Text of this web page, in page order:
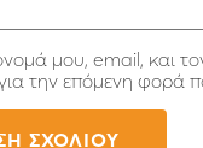
μου, email, και
την επόμενη φορά